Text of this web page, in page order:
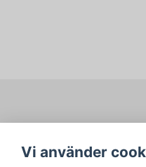
Köpvillkor
Vi använder